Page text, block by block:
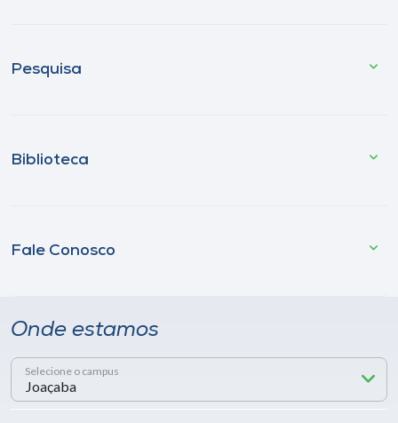
Pesquisa
Biblioteca
Fale Conosco
Onde estamos
Selecione o campus